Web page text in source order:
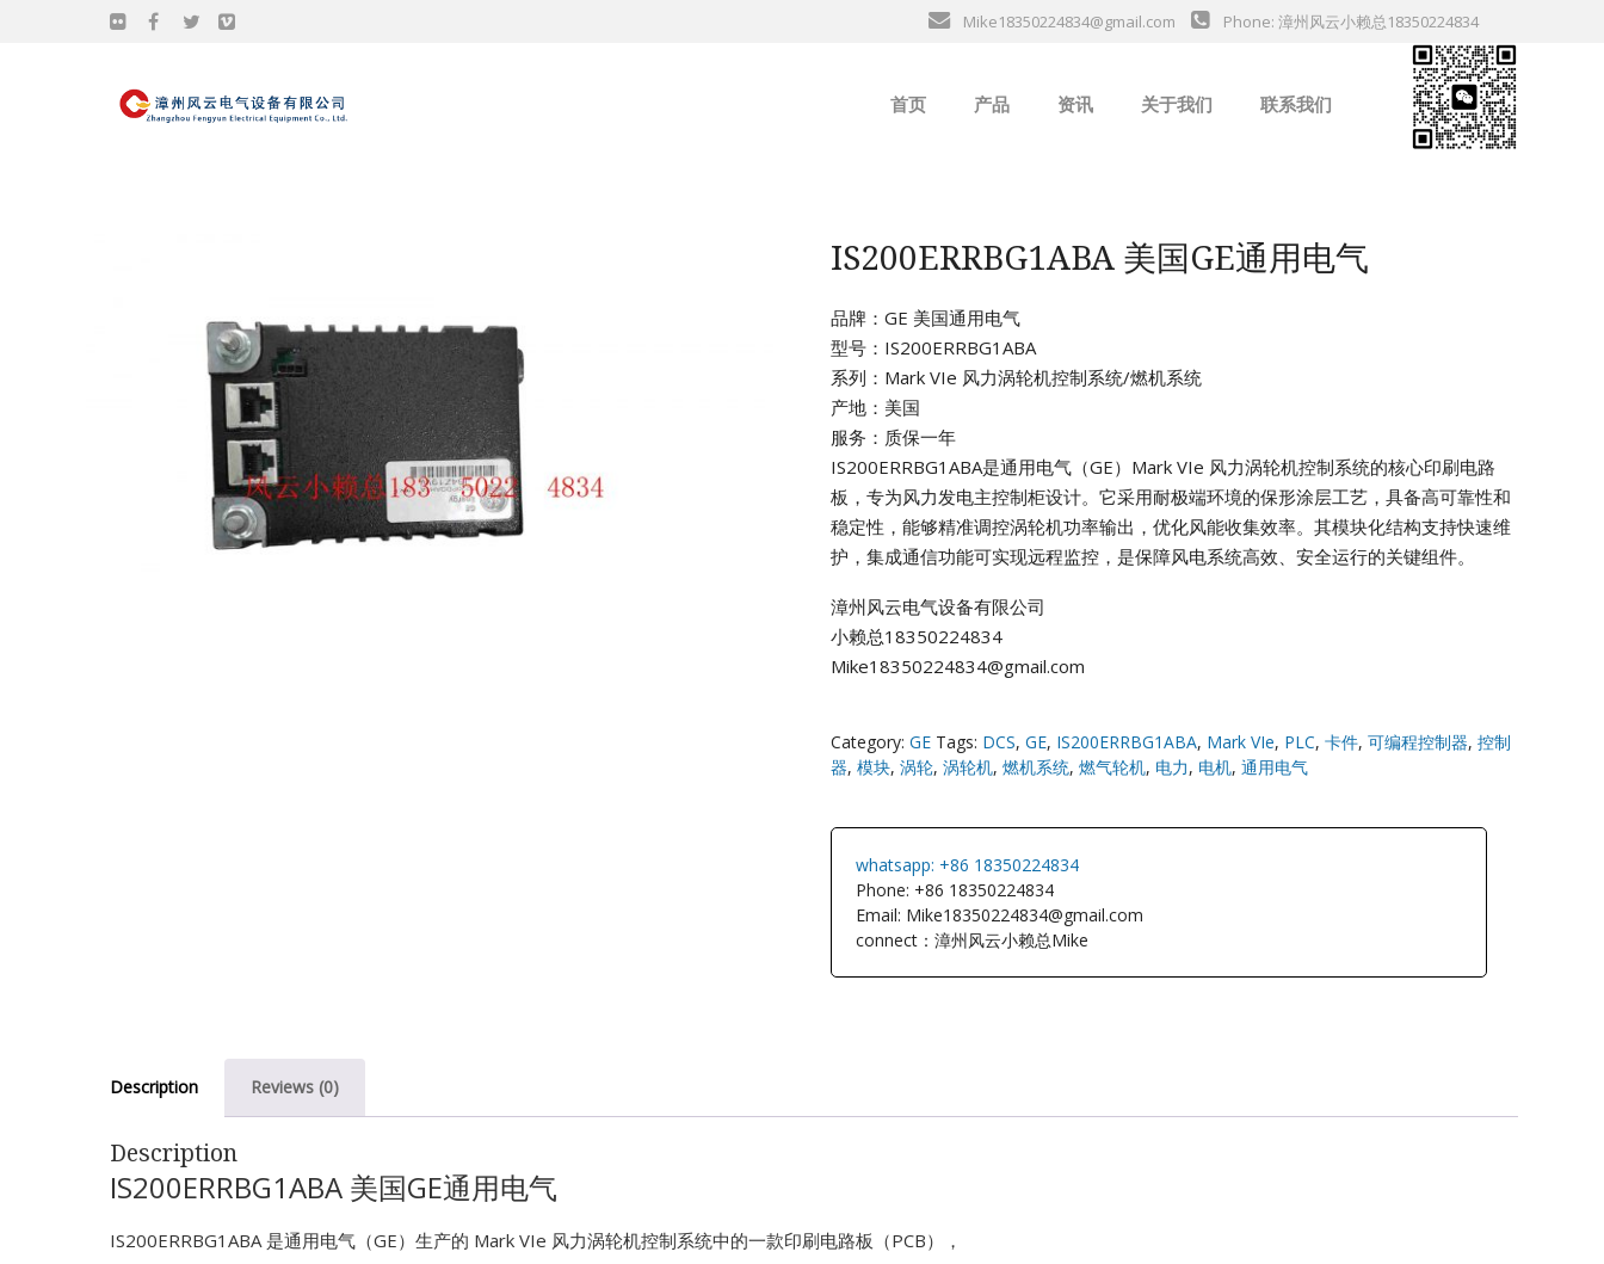
Mike18350224834@gmail.com Phone: 漳州风云小赖总18350224834
首页 产品
EMERSON
AMAT
Bently Nevada
EATON
Enterasys
EPRO
FOXBORO
HIMA
Kawasaki
资讯 关于我们 联系我们
IS200ERRBG1ABA 美国GE通用电气
品牌：GE 美国通用电气
型号：IS200ERRBG1ABA
系列：Mark VIe 风力涡轮机控制系统/燃机系统
产地：美国
服务：质保一年
IS200ERRBG1ABA是通用电气（GE）Mark VIe 风力涡轮机控制系统的核心印刷电路
板，专为风力发电主控制柜设计。它采用耐极端环境的保形涂层工艺，具备高可靠性和
稳定性，能够精准调控涡轮机功率输出，优化风能收集效率。其模块化结构支持快速维
护，集成通信功能可实现远程监控，是保障风电系统高效、安全运行的关键组件。
漳州风云电气设备有限公司
小赖总18350224834
Mike18350224834@gmail.com
Category: GE Tags: DCS, GE, IS200ERRBG1ABA, Mark VIe, PLC, 卡件, 可编程控制器, 控制
器, 模块, 涡轮, 涡轮机, 燃机系统, 燃气轮机, 电力, 电机, 通用电气
whatsapp: +86 18350224834
Phone: +86 18350224834
Email: Mike18350224834@gmail.com
connect：漳州风云小赖总Mike
Description Reviews (0)
Description
IS200ERRBG1ABA 美国GE通用电气
IS200ERRBG1ABA 是通用电气（GE）生产的 Mark VIe 风力涡轮机控制系统中的一款印刷电路板（PCB），